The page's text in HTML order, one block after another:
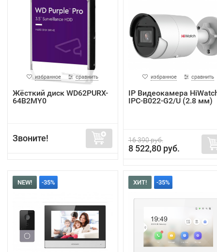
избранное сравнить
Жёсткий диск WD62PURX-
64B2MY0
Звоните!
избранное сравнить
IP Видеокамера
IPC-B022-G2/U (2.8 мм)
16 390 руб.
8 522,80 руб.
NEW! -35% ХИТ! -35%